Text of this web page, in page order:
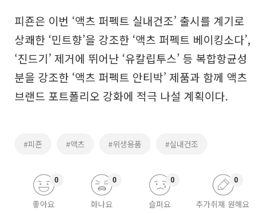
피죤은 이번 ‘액츠 퍼펙트 실내건조’ 출시를 계기로
상쾌한 ‘민트향’을 강조한 ‘액츠 퍼펙트 베이킹소다’,
‘진드기’ 제거에 뛰어난 ‘유칼립투스’ 등 복합항균성
분을 강조한 ‘액츠 퍼펙트 안티박’ 제품과 함께 액츠
브랜드 포트폴리오 강화에 적극 나설 계획이다.
#피죤 #액츠 #위생용품 #실내건조
좋아요
0
화나요
0
슬퍼요
0
추가취재 원해요
0